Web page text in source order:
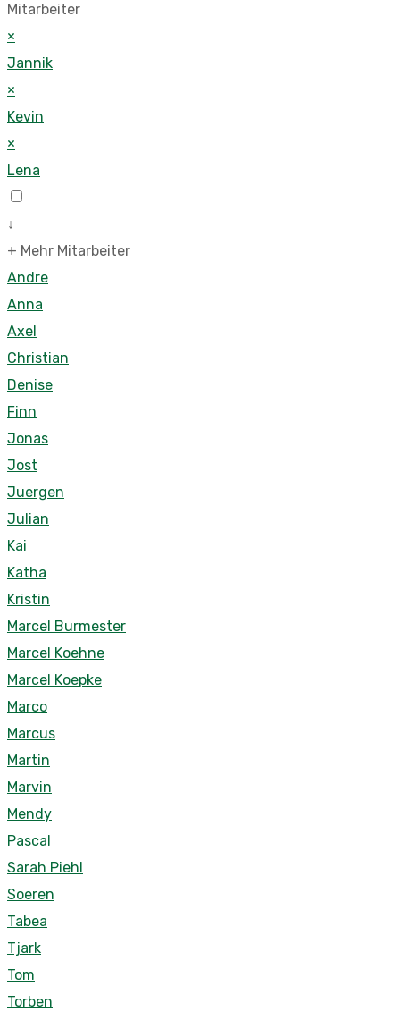
Mitarbeiter
×
Jannik
×
Kevin
×
Lena
↓
+ Mehr Mitarbeiter
Andre
Anna
Axel
Christian
Denise
Finn
Jonas
Jost
Juergen
Julian
Kai
Katha
Kristin
Marcel Burmester
Marcel Koehne
Marcel Koepke
Marco
Marcus
Martin
Marvin
Mendy
Pascal
Sarah Piehl
Soeren
Tabea
Tjark
Tom
Torben